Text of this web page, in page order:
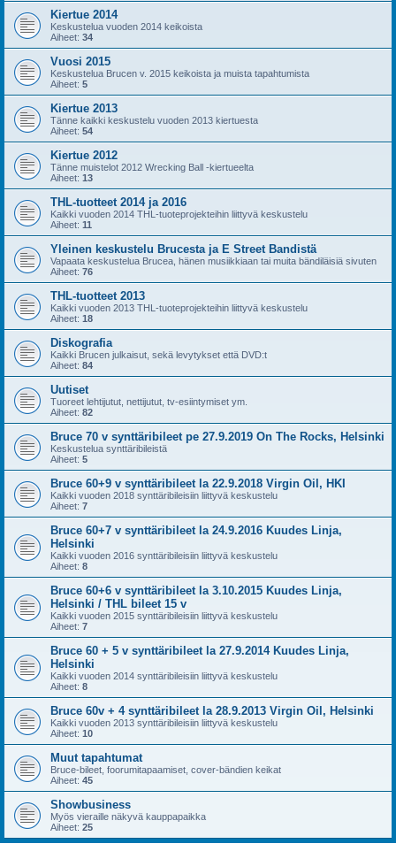
Kiertue 2014
Keskustelua vuoden 2014 keikoista
Aiheet: 34
Vuosi 2015
Keskustelua Brucen v. 2015 keikoista ja muista tapahtumista
Aiheet: 5
Kiertue 2013
Tänne kaikki keskustelu vuoden 2013 kiertuesta
Aiheet: 54
Kiertue 2012
Tänne muistelot 2012 Wrecking Ball -kiertueelta
Aiheet: 13
THL-tuotteet 2014 ja 2016
Kaikki vuoden 2014 THL-tuoteprojekteihin liittyvä keskustelu
Aiheet: 11
Yleinen keskustelu Brucesta ja E Street Bandistä
Vapaata keskustelua Brucea, hänen musiikkiaan tai muita bändiläisiä sivuten
Aiheet: 76
THL-tuotteet 2013
Kaikki vuoden 2013 THL-tuoteprojekteihin liittyvä keskustelu
Aiheet: 18
Diskografia
Kaikki Brucen julkaisut, sekä levytykset että DVD:t
Aiheet: 84
Uutiset
Tuoreet lehtijutut, nettijutut, tv-esiintymiset ym.
Aiheet: 82
Bruce 70 v synttäribileet pe 27.9.2019 On The Rocks, Helsinki
Keskustelua synttäribileistä
Aiheet: 5
Bruce 60+9 v synttäribileet la 22.9.2018 Virgin Oil, HKI
Kaikki vuoden 2018 synttäribileisiin liittyvä keskustelu
Aiheet: 7
Bruce 60+7 v synttäribileet la 24.9.2016 Kuudes Linja,
Helsinki
Kaikki vuoden 2016 synttäribileisiin liittyvä keskustelu
Aiheet: 8
Bruce 60+6 v synttäribileet la 3.10.2015 Kuudes Linja,
Helsinki / THL bileet 15 v
Kaikki vuoden 2015 synttäribileisiin liittyvä keskustelu
Aiheet: 7
Bruce 60 + 5 v synttäribileet la 27.9.2014 Kuudes Linja,
Helsinki
Kaikki vuoden 2014 synttäribileisiin liittyvä keskustelu
Aiheet: 8
Bruce 60v + 4 synttäribileet la 28.9.2013 Virgin Oil, Helsinki
Kaikki vuoden 2013 synttäribileisiin liittyvä keskustelu
Aiheet: 10
Muut tapahtumat
Bruce-bileet, foorumitapaamiset, cover-bändien keikat
Aiheet: 45
Showbusiness
Myös vieraille näkyvä kauppapaikka
Aiheet: 25